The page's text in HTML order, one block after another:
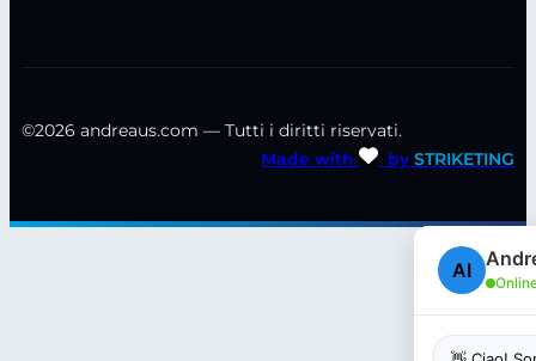
©2026 andreaus.com — Tutti i diritti riservati.
Made with
by STRIKETING